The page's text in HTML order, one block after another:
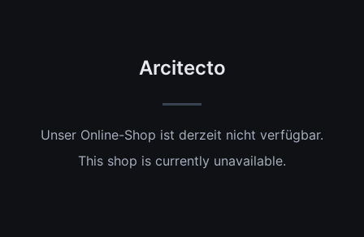
Arcitecto
Unser Online-Shop ist derzeit nicht verfügbar.
This shop is currently unavailable.